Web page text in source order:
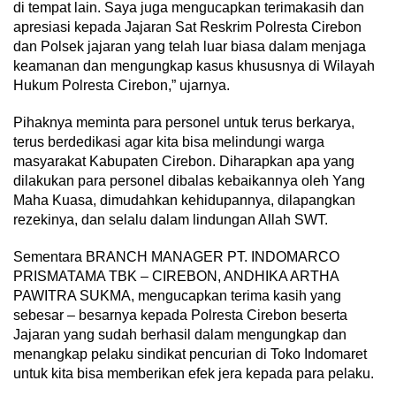
di tempat lain. Saya juga mengucapkan terimakasih dan
apresiasi kepada Jajaran Sat Reskrim Polresta Cirebon
dan Polsek jajaran yang telah luar biasa dalam menjaga
keamanan dan mengungkap kasus khususnya di Wilayah
Hukum Polresta Cirebon,” ujarnya.
Pihaknya meminta para personel untuk terus berkarya,
terus berdedikasi agar kita bisa melindungi warga
masyarakat Kabupaten Cirebon. Diharapkan apa yang
dilakukan para personel dibalas kebaikannya oleh Yang
Maha Kuasa, dimudahkan kehidupannya, dilapangkan
rezekinya, dan selalu dalam lindungan Allah SWT.
Sementara BRANCH MANAGER PT. INDOMARCO
PRISMATAMA TBK – CIREBON, ANDHIKA ARTHA
PAWITRA SUKMA, mengucapkan terima kasih yang
sebesar – besarnya kepada Polresta Cirebon beserta
Jajaran yang sudah berhasil dalam mengungkap dan
menangkap pelaku sindikat pencurian di Toko Indomaret
untuk kita bisa memberikan efek jera kepada para pelaku.